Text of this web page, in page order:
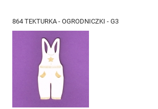
864 TEKTURKA - OGRODNICZKI - G3